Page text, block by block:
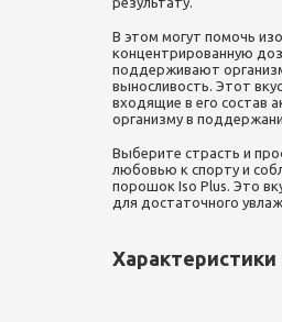
В этом могут помочь
концентрированную
поддерживают
выносливость. Этот
входящие в его состав
организму в
Выберите страсть и
любовью к спорту и
порошок Iso Plus. Это
для достаточного
Характеристики